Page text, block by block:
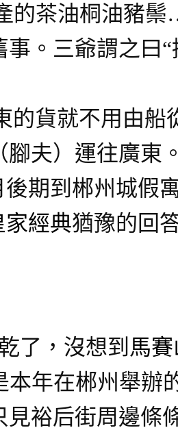
的茶油桐油豬
。三爺謂之曰
的貨就不用由船
夫）運往廣東
期到郴州城假
家經典猶豫的回
了，沒想到 馬
年在郴州舉辦
裕后街周邊條